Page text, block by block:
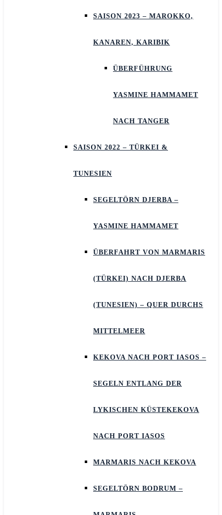
SAISON 2023 – MAROKKO,
KANAREN, KARIBIK
ÜBERFÜHRUNG
YASMINE HAMMAMET
NACH TANGER
SAISON 2022 – TÜRKEI &
TUNESIEN
SEGELTÖRN DJERBA –
YASMINE HAMMAMET
ÜBERFAHRT VON MARMARIS
(TÜRKEI) NACH DJERBA
(TUNESIEN) – QUER DURCHS
MITTELMEER
KEKOVA NACH PORT IASOS –
SEGELN ENTLANG DER
LYKISCHEN KÜSTEKEKOVA
NACH PORT IASOS
MARMARIS NACH KEKOVA
SEGELTÖRN BODRUM –